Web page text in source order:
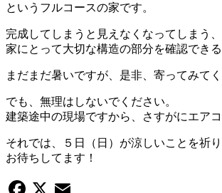
というフルコースの家です。
完成してしまうと見えなくなってしまう、
家にとって大切な構造の部分を確認できる
まだまだ暑いですが、是非、寄ってみてく
でも、無理はしないでください。
建築途中の現場ですから、さすがにエア
それでは、５日（日）が涼しいことを祈り
お待ちしてます！